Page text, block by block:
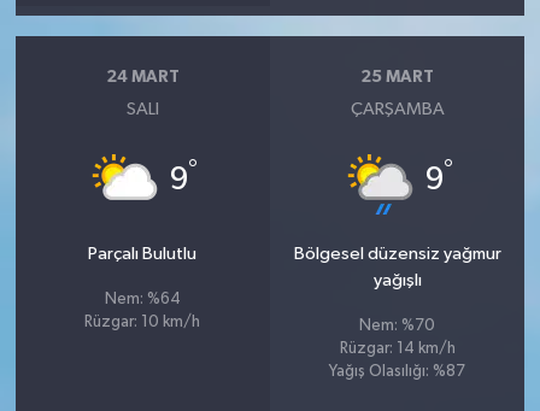
24 MART
SALI
9°
Parçalı Bulutlu
Nem: %64
Rüzgar: 10 km/h
25 MART
ÇARŞAMBA
9°
Bölgesel düzensiz yağmur
yağışlı
Nem: %70
Rüzgar: 14 km/h
Yağış Olasılığı: %87